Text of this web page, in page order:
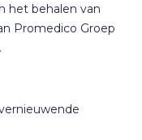
het behalen van
Promedico Groep